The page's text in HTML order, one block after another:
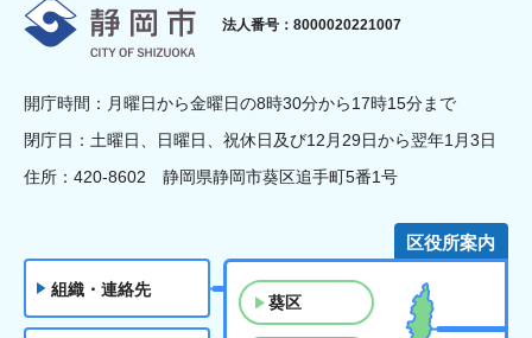
静岡市
法人番号：8000020221007
開庁時間：月曜日から金曜日の8時30分から17時15分まで
閉庁日：土曜日、日曜日、祝休日及び12月29日から翌年1月3日
住所：420-8602 静岡県静岡市葵区追手町5番1号
組織・連絡先
区役所案内
葵区